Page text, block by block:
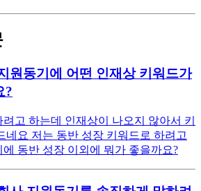
원동기에 어떤 인재상 키워드가
?
고 하는데 인재상이 나오지 않아서 키
네요 저는 동반 성장 키워드로 하려고
동반 성장 이외에 뭐가 좋을까요?